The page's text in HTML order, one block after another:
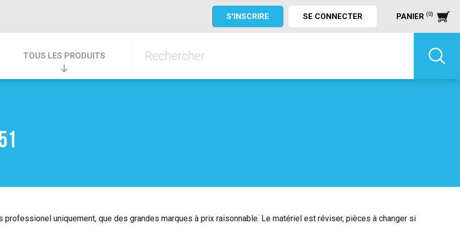
S'INSCRIRE SE CONNECTER PANIER (0)
TOUS LES PRODUITS
professionel uniquement, que des grandes marques à prix raisonnable. Le matériel est réviser, pièces à changer si